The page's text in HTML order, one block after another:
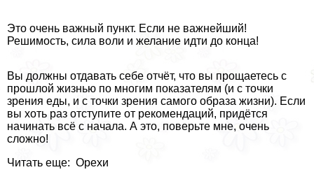
Это очень важный пункт. Если не важнейший!
Решимость, сила воли и желание идти до конца!
Вы должны отдавать себе отчёт, что вы прощаетесь с
прошлой жизнью по многим показателям (и с точки
зрения еды, и с точки зрения самого образа жизни). Если
вы хоть раз отступите от рекомендаций, придётся
начинать всё с начала. А это, поверьте мне, очень
сложно!
Читать еще: Орехи